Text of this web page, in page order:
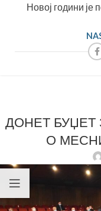
Новој години је
ДОНЕТ БУЏЕТ
О